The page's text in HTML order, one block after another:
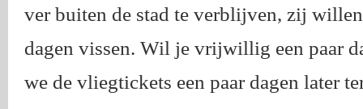
ver buiten de stad te verblijven, zij
dagen vissen. Wil je vrijwillig een paar
we de vliegtickets een paar dagen later